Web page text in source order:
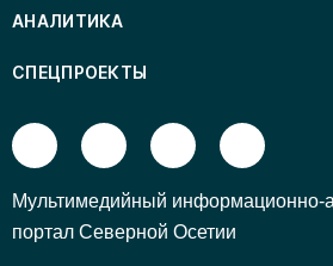
АНАЛИТИКА
СПЕЦПРОЕКТЫ
Mультимедийный информационно-
портал Северной Осетии